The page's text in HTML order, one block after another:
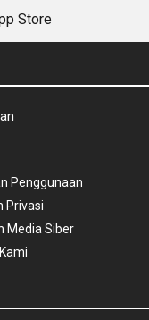
Penggunaan
Privasi
Media Siber